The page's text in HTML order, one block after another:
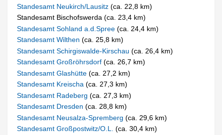
Standesamt Neukirch/Lausitz(ca. 22,8 km)
Standesamt Bischofswerda (ca. 23,4 km)
Standesamt Sohland a.d.Spree(ca. 24,4 km)
Standesamt Wilthen(ca. 25,8 km)
Standesamt Schirgiswalde-Kirschau(ca. 26,4 km)
Standesamt Großröhrsdorf(ca. 26,7 km)
Standesamt Glashütte(ca. 27,2 km)
Standesamt Kreischa(ca. 27,3 km)
Standesamt Radeberg(ca. 27,3 km)
Standesamt Dresden(ca. 28,8 km)
Standesamt Neusalza-Spremberg(ca. 29,6 km)
Standesamt Großpostwitz/O.L.(ca. 30,4 km)